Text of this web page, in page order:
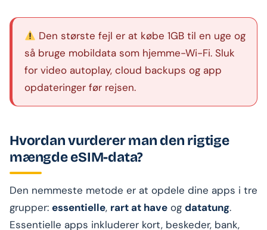
Den største fejl er at købe 1GB til en uge og
så bruge mobildata som hjemme-Wi-Fi. Sluk
for video autoplay, cloud backups og app
opdateringer før rejsen.
Hvordan vurderer man den rigtige
mængde eSIM-data?
Den nemmeste metode er at opdele dine apps i tre
grupper: essentielle, rart at have og datatung.
Essentielle apps inkluderer kort, beskeder, bank,